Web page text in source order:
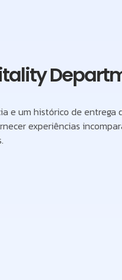
e um histórico de entrega
experiências